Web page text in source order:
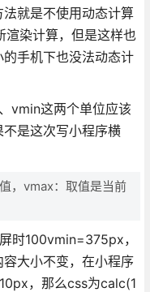
就是不使用动态计算
渲染计算，但是这样也
手机下也没法动态计
vmin这两个单位应该
是这次写小程序横
，vmax：取值是当前
时100vmin=375px，
大小不变，在小程序
，那么css为calc(1